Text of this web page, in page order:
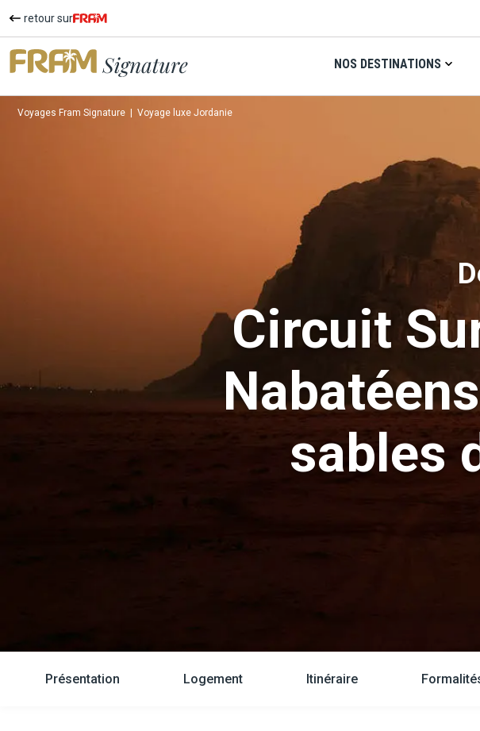
retour sur
NOS DESTINATIONS
Voyages Fram Signature Voyage luxe Jordanie
Circuit Sur les traces des
sables
Présentation Logement Itinéraire